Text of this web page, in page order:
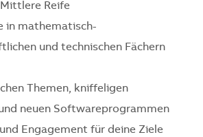
Reife
in mathematisch-
und technischen Fächern
Themen, kniffeligen
neuen Softwareprogrammen
Engagement für deine Ziele